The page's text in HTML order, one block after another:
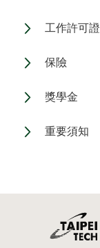
工作許可
保險
獎學金
重要須知